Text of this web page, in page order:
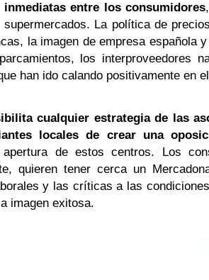
inmediatas entre los consumidores
La política de
la imagen de empresa española
los interproveedores
han ido calando positivamente en
cualquier estrategia de las
locales de crear una
de estos centros. Los
quieren tener cerca un
y las críticas a las
imagen exitosa.